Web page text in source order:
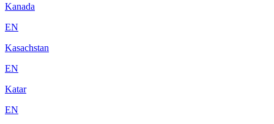
Kanada
EN
Kasachstan
EN
Katar
EN